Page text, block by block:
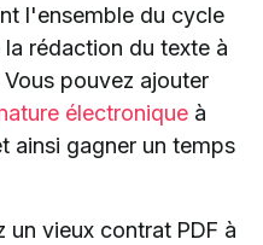
l'ensemble du cycle
rédaction du texte à
pouvez ajouter
électronique à
ainsi gagner un temps
un vieux contrat PDF à